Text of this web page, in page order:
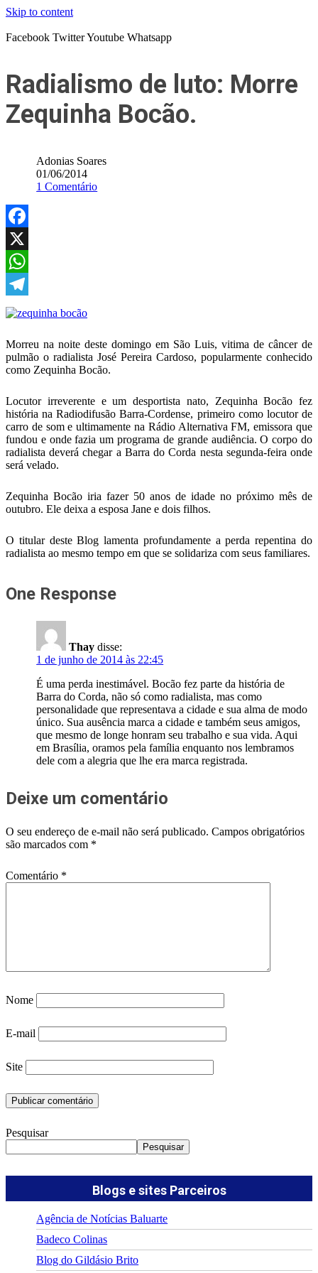
Skip to content
Facebook TwitterYoutube Whatsapp
Radialismo de luto: Morre
Zequinha Bocão.
Adonias Soares
01/06/2014
1 Comentário
Facebook
X
WhatsApp
Telegram
Morreu na noite deste domingo em São Luis, vitima de câncer de
pulmão o radialista José Pereira Cardoso, popularmente conhecido
como Zequinha Bocão.
Locutor irreverente e um desportista nato, Zequinha Bocão fez
história na Radiodifusão Barra-Cordense, primeiro como locutor de
carro de som e ultimamente na Rádio Alternativa FM, emissora que
fundou e onde fazia um programa de grande audiência. O corpo do
radialista deverá chegar a Barra do Corda nesta segunda-feira onde
será velado.
Zequinha Bocão iria fazer 50 anos de idade no próximo mês de
outubro. Ele deixa a esposa Jane e dois filhos.
O titular deste Blog lamenta profundamente a perda repentina do
radialista ao mesmo tempo em que se solidariza com seus familiares.
One Response
Thay disse:
1 de junho de 2014 às 22:45
É uma perda inestimável. Bocão fez parte da história de
Barra do Corda, não só como radialista, mas como
personalidade que representava a cidade e sua alma de modo
único. Sua ausência marca a cidade e também seus amigos,
que mesmo de longe honram seu trabalho e sua vida. Aqui
em Brasília, oramos pela família enquanto nos lembramos
dele com a alegria que lhe era marca registrada.
Deixe um comentário
O seu endereço de e-mail não será publicado. Campos obrigatórios
são marcados com *
Comentário *
Nome
E-mail
Site
Pesquisar
Pesquisar
Blogs e sites Parceiros
Agência de Notícias Baluarte
Badeco Colinas
Blog do Gildásio Brito